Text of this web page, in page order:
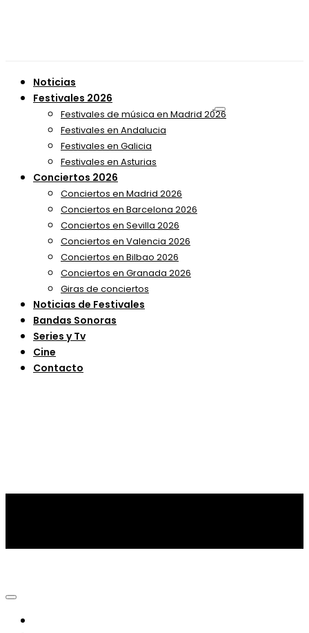
Noticias
Festivales 2026
Festivales de música en Madrid 2026
Festivales en Andalucia
Festivales en Galicia
Festivales en Asturias
Conciertos 2026
Conciertos en Madrid 2026
Conciertos en Barcelona 2026
Conciertos en Sevilla 2026
Conciertos en Valencia 2026
Conciertos en Bilbao 2026
Conciertos en Granada 2026
Giras de conciertos
Noticias de Festivales
Bandas Sonoras
Series y Tv
Cine
Contacto